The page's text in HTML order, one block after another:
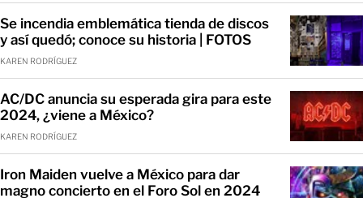
Se incendia emblemática tienda de discos
y así quedó; conoce su historia | FOTOS
KAREN RODRÍGUEZ
AC/DC anuncia su esperada gira para este
2024, ¿viene a México?
KAREN RODRÍGUEZ
Iron Maiden vuelve a México para dar
magno concierto en el Foro Sol en 2024